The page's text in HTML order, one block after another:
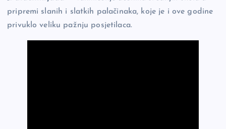
pripremi slanih i slatkih palačinaka, koje je i ove godine
privuklo veliku pažnju posjetilaca.